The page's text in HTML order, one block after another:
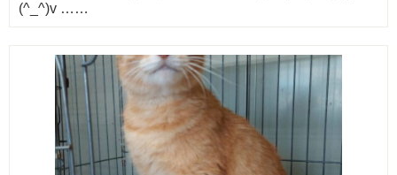
(^_^)v ……